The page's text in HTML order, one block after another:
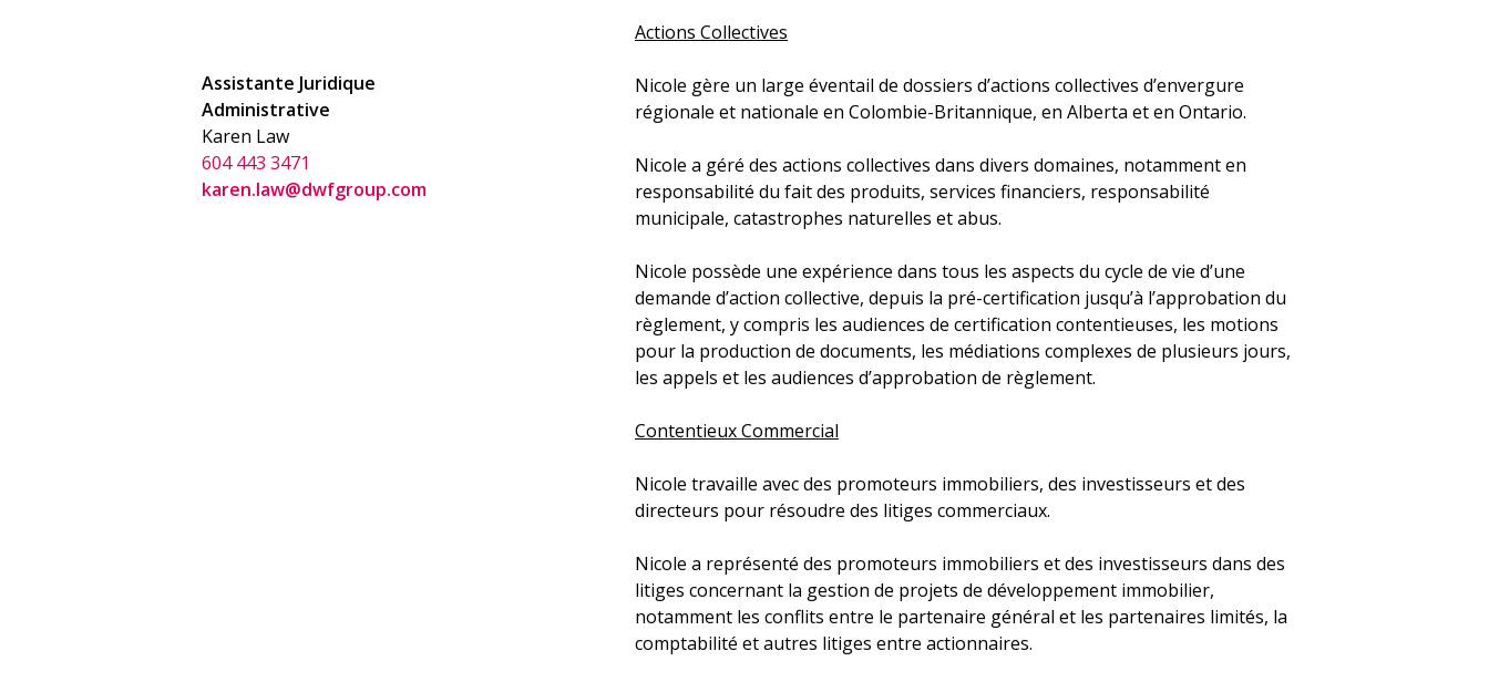
Assistante Juridique
Administrative
Karen Law
604 443 3471
karen.law@dwfgroup.com
Actions Collectives
Nicole gère un large éventail de dossiers d’actions collectives d’envergure
régionale et nationale en Colombie-Britannique, en Alberta et en Ontario.
Nicole a géré des actions collectives dans divers domaines, notamment en
responsabilité du fait des produits, services financiers, responsabilité
municipale, catastrophes naturelles et abus.
Nicole possède une expérience dans tous les aspects du cycle de vie d’une
demande d’action collective, depuis la pré-certification jusqu’à l’approbation du
règlement, y compris les audiences de certification contentieuses, les motions
pour la production de documents, les médiations complexes de plusieurs jours,
les appels et les audiences d’approbation de règlement.
Contentieux Commercial
Nicole travaille avec des promoteurs immobiliers, des investisseurs et des
directeurs pour résoudre des litiges commerciaux.
Nicole a représenté des promoteurs immobiliers et des investisseurs dans des
litiges concernant la gestion de projets de développement immobilier,
notamment les conflits entre le partenaire général et les partenaires limités, la
comptabilité et autres litiges entre actionnaires.